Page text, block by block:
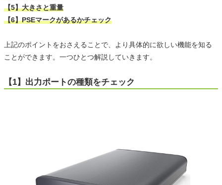
【5】大きさと重量
【6】PSEマークがあるかチェック
上記のポイントをおさえることで、より具体的に欲しい機能を知る
ことができます。一つひとつ解説していきます。
【1】出力ポートの種類をチェック